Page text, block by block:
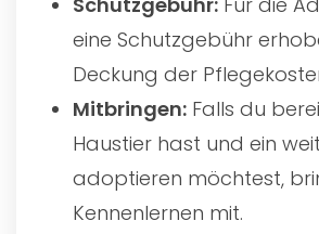
eine Schutzgebühr
Deckung der
Mitbringen: Falls du
Haustier hast und ein
adoptieren möchtest,
Kennenlernen mit.